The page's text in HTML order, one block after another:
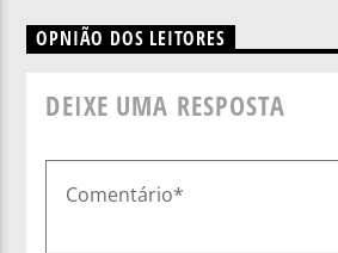
OPNIÃO DOS LEITORES
DEIXE UMA RESPOSTA